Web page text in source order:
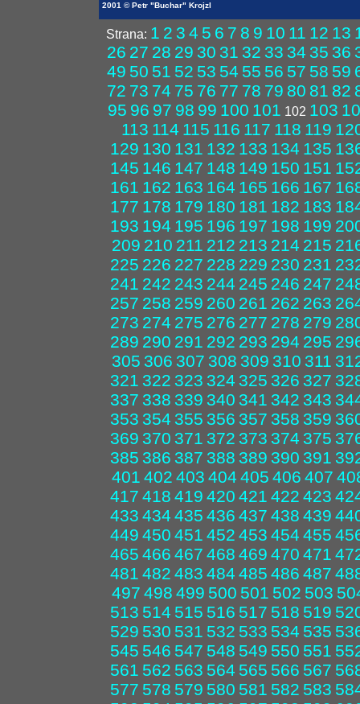
2001 © Petr "Buchar" Krojzl
Strana: 1 2 3 4 5 6 7 8 9 10 11 12 13
26 27 28 29 30 31 32 33 34 35 36
49 50 51 52 53 54 55 56 57 58 59
72 73 74 75 76 77 78 79 80 81 82
95 96 97 98 99 100 101 102 103
113 114 115 116 117 118 119
129 130 131 132 133 134 135
145 146 147 148 149 150 151
161 162 163 164 165 166 167
177 178 179 180 181 182 183
193 194 195 196 197 198 199
209 210 211 212 213 214 215
225 226 227 228 229 230 231
241 242 243 244 245 246 247
257 258 259 260 261 262 263
273 274 275 276 277 278 279
289 290 291 292 293 294 295
305 306 307 308 309 310 311
321 322 323 324 325 326 327
337 338 339 340 341 342 343
353 354 355 356 357 358 359
369 370 371 372 373 374 375
385 386 387 388 389 390 391
401 402 403 404 405 406 407
417 418 419 420 421 422 423
433 434 435 436 437 438 439
449 450 451 452 453 454 455
465 466 467 468 469 470 471
481 482 483 484 485 486 487
497 498 499 500 501 502 503
513 514 515 516 517 518 519
529 530 531 532 533 534 535
545 546 547 548 549 550 551
561 562 563 564 565 566 567
577 578 579 580 581 582 583